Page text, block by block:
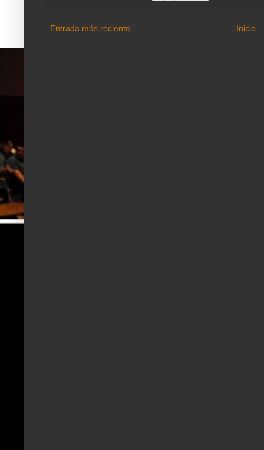
Entrada más reciente Inicio